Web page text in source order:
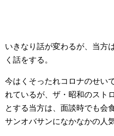
いきなり話が変わるが、当方
く話をする。
今はくそったれコロナのせい
れているが、ザ・昭和のスト
とする当方は、面談時でも会
サンオバサンになかなかの人